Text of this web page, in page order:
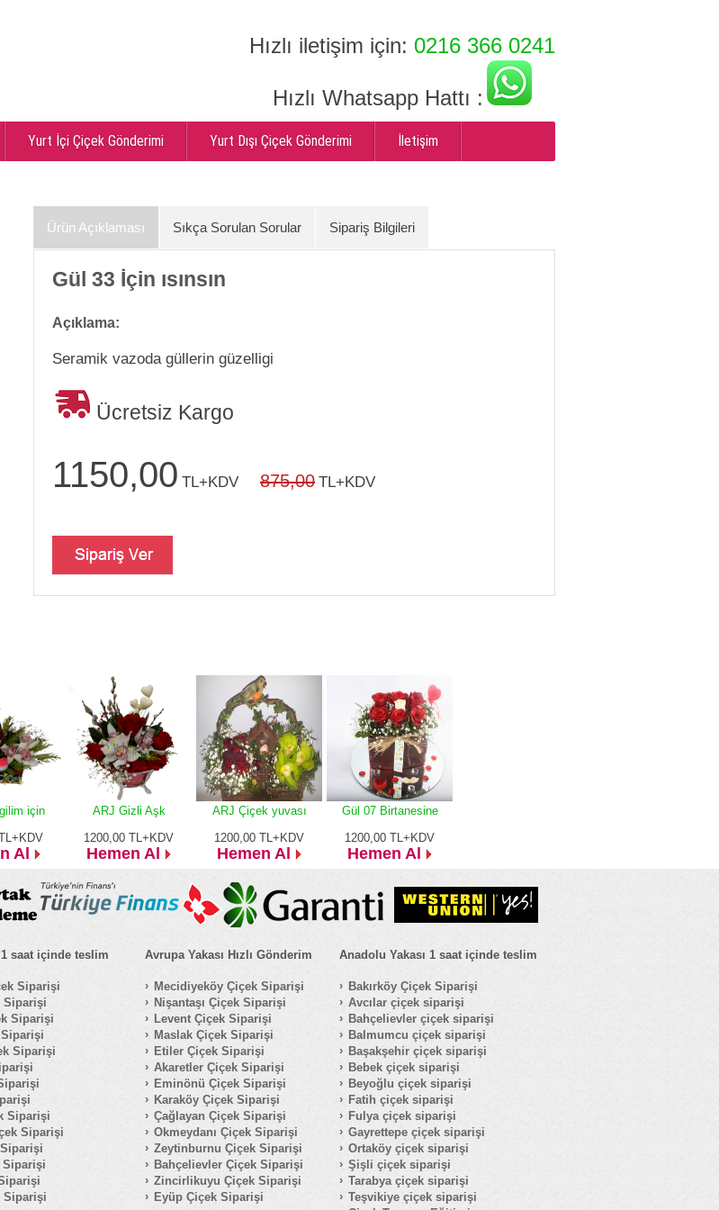
Hızlı iletişim için: 0216 366 0241
Hızlı Whatsapp Hattı :
Yurt İçi Çiçek Gönderimi Yurt Dışı Çiçek Gönderimi İletişim
Ürün Açıklaması Sıkça Sorulan Sorular Sipariş Bilgileri
Gül 33 İçin ısınsın
Açıklama:
Seramik vazoda güllerin güzelligi
Ücretsiz Kargo
1150,00 TL+KDV 875,00 TL+KDV
için
Al
ARJ Gizli Aşk
1200,00 TL+KDV
Hemen Al
ARJ Çiçek yuvası
1200,00 TL+KDV
Hemen Al
Gül 07 Birtanesine
1200,00 TL+KDV
Hemen Al
saat içinde teslim
Siparişi
Siparişi
Siparişi
Siparişi
Siparişi
Siparişi
Siparişi
Siparişi
Siparişi
Siparişi
Avrupa Yakası Hızlı Gönderim
Mecidiyeköy Çiçek Siparişi
Nişantaşı Çiçek Siparişi
Levent Çiçek Siparişi
Maslak Çiçek Siparişi
Etiler Çiçek Siparişi
Akaretler Çiçek Siparişi
Eminönü Çiçek Siparişi
Karaköy Çiçek Siparişi
Çağlayan Çiçek Siparişi
Okmeydanı Çiçek Siparişi
Zeytinburnu Çiçek Siparişi
Bahçelievler Çiçek Siparişi
Zincirlikuyu Çiçek Siparişi
Eyüp Çiçek Siparişi
Anadolu Yakası 1 saat içinde teslim
Bakırköy Çiçek Siparişi
Avcılar çiçek siparişi
Bahçelievler çiçek siparişi
Balmumcu çiçek siparişi
Başakşehir çiçek siparişi
Bebek çiçek siparişi
Beyoğlu çiçek siparişi
Fatih çiçek siparişi
Fulya çiçek siparişi
Gayrettepe çiçek siparişi
Ortaköy çiçek siparişi
Şişli çiçek siparişi
Tarabya çiçek siparişi
Teşvikiye çiçek siparişi